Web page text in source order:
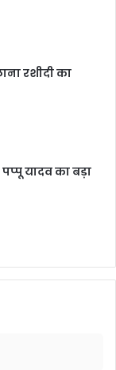
रशीदी का
यादव का बड़ा